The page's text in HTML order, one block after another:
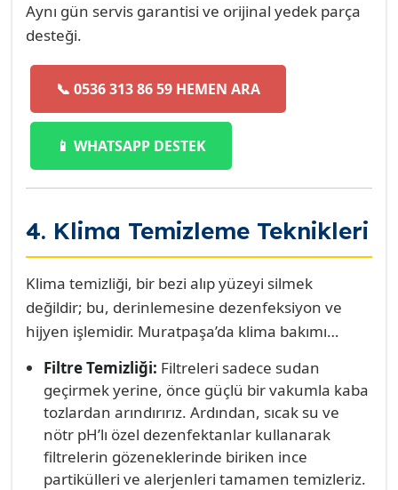
Aynı gün servis garantisi ve orijinal yedek parça
desteği.
📞 0536 313 86 59 HEMEN ARA
📱 WHATSAPP DESTEK
4. Klima Temizleme Teknikleri
Klima temizliği, bir bezi alıp yüzeyi silmek
değildir; bu, derinlemesine dezenfeksiyon ve
hijyen işlemidir. Muratpaşa’da klima bakımı
teknikleri, cihazınızın sadece temiz görünmesini
değil, aynı zamanda mikrobiyolojik olarak da
güvenli olmasını sağlar. Özellikle Antalya’nın
yüksek nemi, iç ünitelerde küf oluşumunu
hızlandırdığı için standart temizlik yetersiz kalır.
Filtre Temizliği: Filtreleri sadece sudan
geçirmek yerine, önce güçlü bir vakumla kaba
tozlardan arındırırız. Ardından, sıcak su ve
nötr pH’lı özel dezenfektanlar kullanarak
filtrelerin gözeneklerinde biriken ince
partikülleri ve alerjenleri tamamen temizleriz.